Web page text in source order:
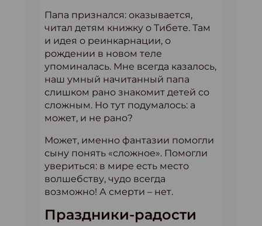
Папа признался: оказывается,
читал детям книжку о Тибете. Там
и идея о реинкарнации, о
рождении в новом теле
упоминалась. Мне всегда казалось,
наш умный начитанный папа
слишком рано знакомит детей со
сложным. Но тут подумалось: а
может, и не рано?
Может, именно фантазии помогли
сыну понять «сложное». Помогли
увериться: в мире есть место
волшебству, чудо всегда
возможно! А смерти – нет.
Праздники-радости